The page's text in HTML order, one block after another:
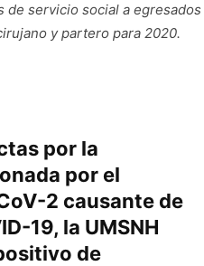
de servicio social a egresados
y partero para 2020.
por la
por el
2 causante de
19, la UMSNH
de